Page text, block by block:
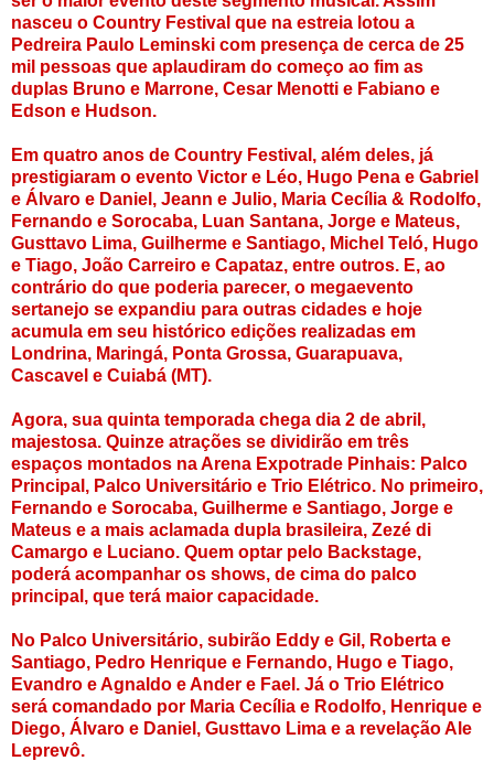
nasceu o Country Festival que na estreia lotou a
Pedreira Paulo Leminski com presença de cerca de 25
mil pessoas que aplaudiram do começo ao fim as
duplas Bruno e Marrone, Cesar Menotti e Fabiano e
Edson e Hudson.
Em quatro anos de Country Festival, além deles, já
prestigiaram o evento Victor e Léo, Hugo Pena e Gabriel
e Álvaro e Daniel, Jeann e Julio, Maria Cecília & Rodolfo,
Fernando e Sorocaba, Luan Santana, Jorge e Mateus,
Gusttavo Lima, Guilherme e Santiago, Michel Teló, Hugo
e Tiago, João Carreiro e Capataz, entre outros. E, ao
contrário do que poderia parecer, o megaevento
sertanejo se expandiu para outras cidades e hoje
acumula em seu histórico edições realizadas em
Londrina, Maringá, Ponta Grossa, Guarapuava,
Cascavel e Cuiabá (MT).
Agora, sua quinta temporada chega dia 2 de abril,
majestosa. Quinze atrações se dividirão em três
espaços montados na Arena Expotrade Pinhais: Palco
Principal, Palco Universitário e Trio Elétrico. No primeiro,
Fernando e Sorocaba, Guilherme e Santiago, Jorge e
Mateus e a mais aclamada dupla brasileira, Zezé di
Camargo e Luciano. Quem optar pelo Backstage,
poderá acompanhar os shows, de cima do palco
principal, que terá maior capacidade.
No Palco Universitário, subirão Eddy e Gil, Roberta e
Santiago, Pedro Henrique e Fernando, Hugo e Tiago,
Evandro e Agnaldo e Ander e Fael. Já o Trio Elétrico
será comandado por Maria Cecília e Rodolfo, Henrique e
Diego, Álvaro e Daniel, Gusttavo Lima e a revelação Ale
Leprevô.